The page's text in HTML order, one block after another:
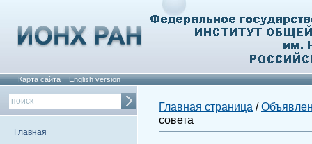
Карта сайта English version
Главная
Главная страница /
совета